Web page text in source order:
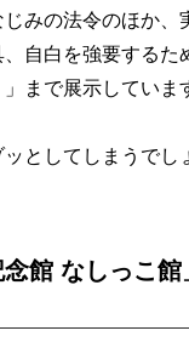
みの法令のほか、
自白を強要するた
まで展示していま
としてしまうでし
館 なしっこ館